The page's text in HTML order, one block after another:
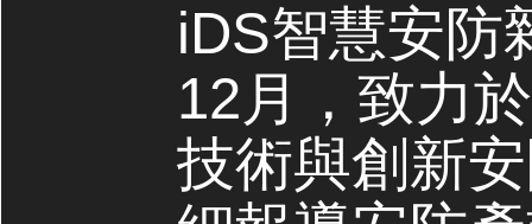
iDS智慧安防
12月，致力
技術與創新